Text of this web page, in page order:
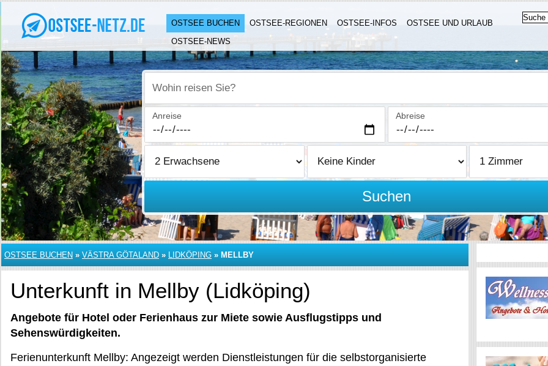
OSTSEE BUCHEN OSTSEE-REGIONEN OSTSEE-INFOS
OSTSEE UND URLAUB
OSTSEE-NEWS
Wohin reisen Sie?
Anreise Abreise
Suchen
OSTSEE BUCHEN » VÄSTRA GÖTALAND » LIDKÖPING » MELLBY
Unterkunft in Mellby (Lidköping)
Angebote für Hotel oder Ferienhaus zur Miete sowie Ausflugstipps und
Sehenswürdigkeiten.
Ferienunterkunft Mellby: Angezeigt werden Dienstleistungen für die selbstorganisierte